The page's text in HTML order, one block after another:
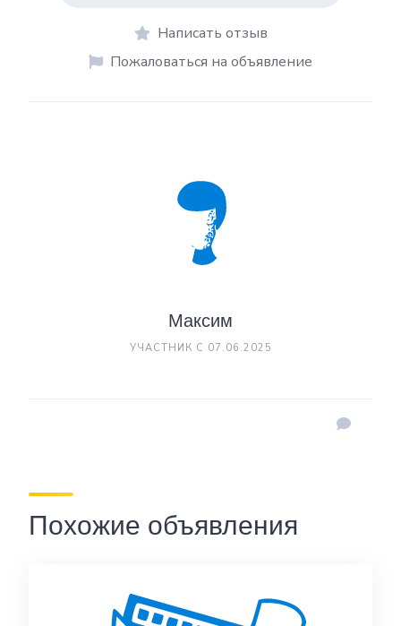
Написать отзыв
Пожаловаться на объявление
Максим
УЧАСТНИК С 07.06.2025
Похожие объявления